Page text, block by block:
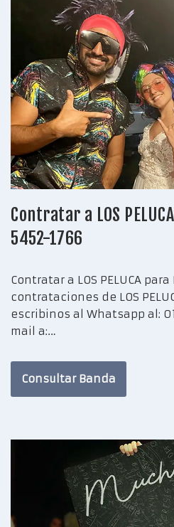
Contratar a LOS
5452-1766
Contratar a LOS PELUCA
contrataciones de LOS
escribinos al Whatsapp al:
mail a:…
Consultar Banda